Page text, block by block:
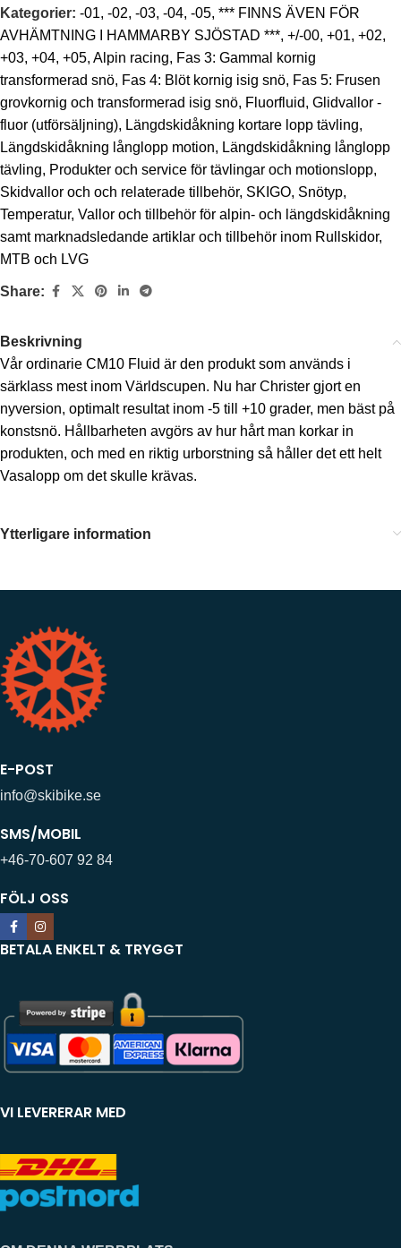
Kategorier: -01, -02, -03, -04, -05, *** FINNS ÄVEN FÖR
AVHÄMTNING I HAMMARBY SJÖSTAD ***, +/-00, +01, +02,
+03, +04, +05, Alpin racing, Fas 3: Gammal kornig
transformerad snö, Fas 4: Blöt kornig isig snö, Fas 5: Frusen
grovkornig och transformerad isig snö, Fluorfluid, Glidvallor -
fluor (utförsäljning), Längdskidåkning kortare lopp tävling,
Längdskidåkning långlopp motion, Längdskidåkning långlopp
tävling, Produkter och service för tävlingar och motionslopp,
Skidvallor och och relaterade tillbehör, SKIGO, Snötyp,
Temperatur, Vallor och tillbehör för alpin- och längdskidåkning
samt marknadsledande artiklar och tillbehör inom Rullskidor,
MTB och LVG
Share:
Beskrivning
Vår ordinarie CM10 Fluid är den produkt som används i
särklass mest inom Världscupen. Nu har Christer gjort en
nyversion, optimalt resultat inom -5 till +10 grader, men bäst på
konstsnö. Hållbarheten avgörs av hur hårt man korkar in
produkten, och med en riktig urborstning så håller det ett helt
Vasalopp om det skulle krävas.
Ytterligare information
E-POST
info@skibike.se
SMS/MOBIL
+46-70-607 92 84
FÖLJ OSS
BETALA ENKELT & TRYGGT
VI LEVERERAR MED